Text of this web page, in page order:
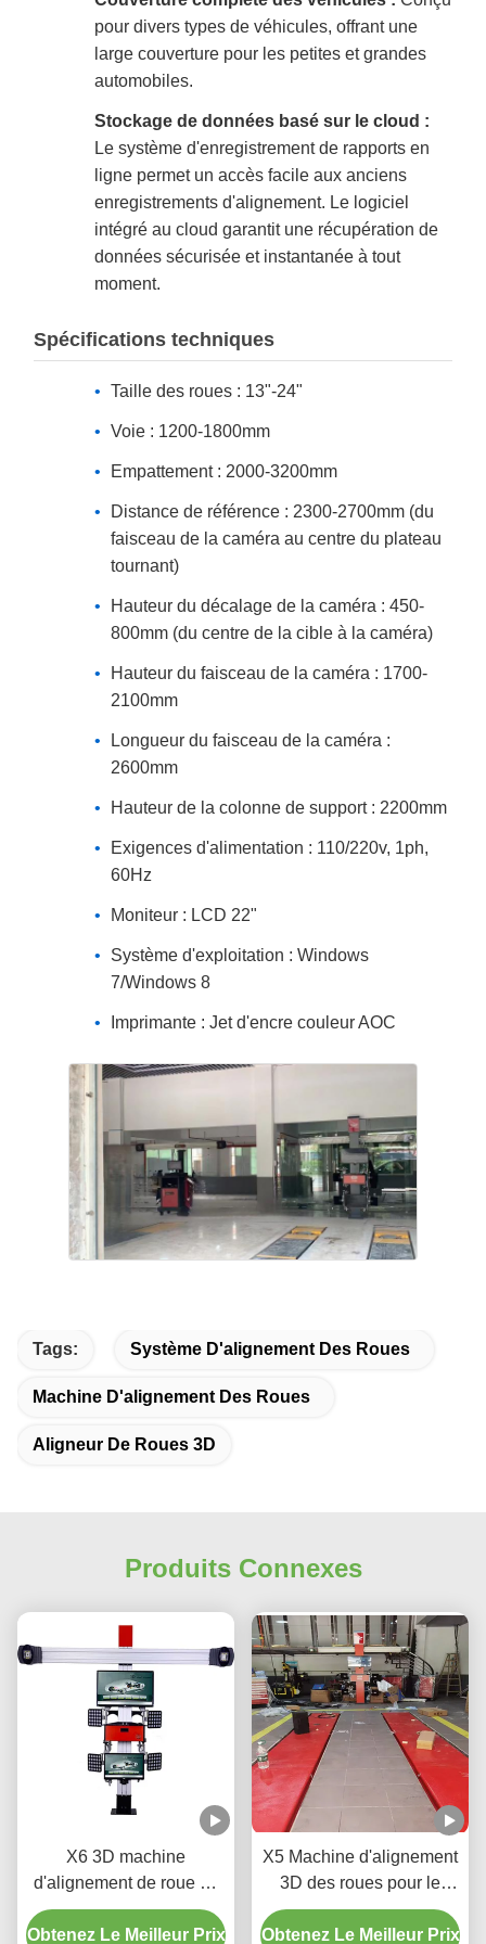
pour divers types de véhicules, offrant une
large couverture pour les petites et grandes
automobiles.
Stockage de données basé sur le cloud :
Le système d'enregistrement de rapports en
ligne permet un accès facile aux anciens
enregistrements d'alignement. Le logiciel
intégré au cloud garantit une récupération de
données sécurisée et instantanée à tout
moment.
Spécifications techniques
Taille des roues : 13"-24"
Voie : 1200-1800mm
Empattement : 2000-3200mm
Distance de référence : 2300-2700mm (du
faisceau de la caméra au centre du plateau
tournant)
Hauteur du décalage de la caméra : 450-
800mm (du centre de la cible à la caméra)
Hauteur du faisceau de la caméra : 1700-
2100mm
Longueur du faisceau de la caméra :
2600mm
Hauteur de la colonne de support : 2200mm
Exigences d'alimentation : 110/220v, 1ph,
60Hz
Moniteur : LCD 22"
Système d'exploitation : Windows
7/Windows 8
Imprimante : Jet d'encre couleur AOC
Tags: Système D'alignement Des Roues
Machine D'alignement Des Roues
Aligneur De Roues 3D
Produits Connexes
X6 3D machine
d'alignement de roue de
voiture pour atelier
automobile
Obtenez Le Meilleur Prix
X5 Machine d'alignement
3D des roues pour le
réglage de précision des
pneus
Obtenez Le Meilleur Prix